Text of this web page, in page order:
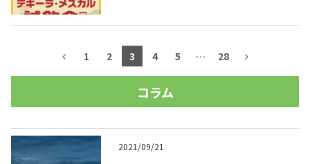
1 2 3 4 5 … 28
コラム
2021/09/21